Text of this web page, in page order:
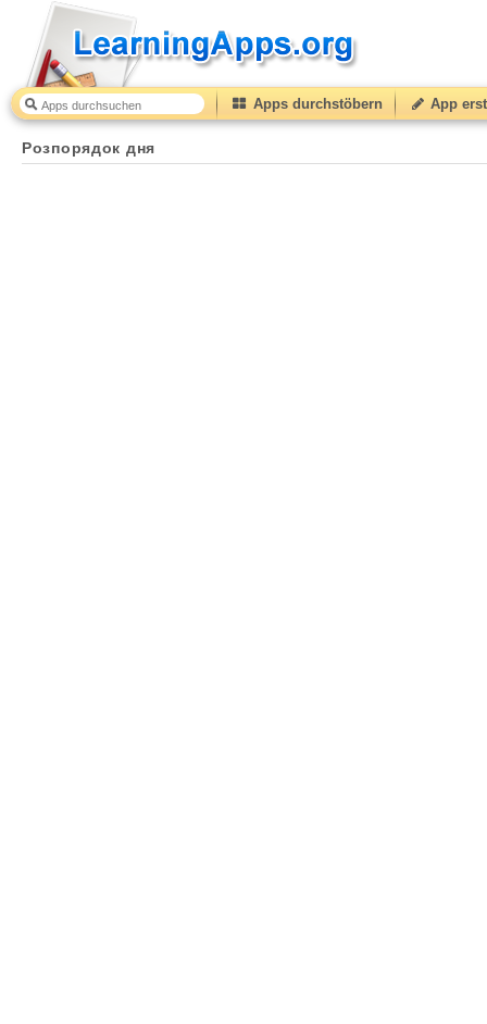
Apps durchstöbern App
Розпорядок дня